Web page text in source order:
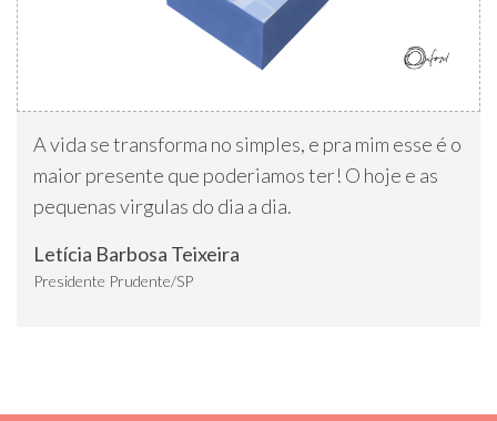
A vida se transforma no simples, e pra mim esse é o
maior presente que poderiamos ter! O hoje e as
pequenas virgulas do dia a dia.
Letícia Barbosa Teixeira
Presidente Prudente/SP